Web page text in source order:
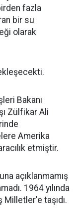
fazla
bir su
olarak
Bakanı
Zülfikar Ali
Amerika
etmiştir.
açıklanmamış
1964 yılında
taşıdı.